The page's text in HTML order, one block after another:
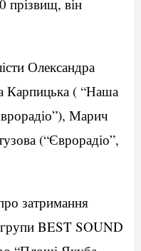
прізвищ, він
Олександра
Карпицька ( “Наша
Марич
(“Єврорадіо”,
затримання
групи BEST SOUND